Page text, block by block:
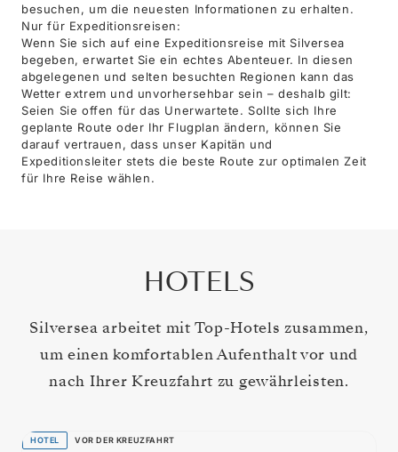
besuchen, um die neuesten Informationen zu erhalten.
Nur für Expeditionsreisen:
Wenn Sie sich auf eine Expeditionsreise mit Silversea
begeben, erwartet Sie ein echtes Abenteuer. In diesen
abgelegenen und selten besuchten Regionen kann das
Wetter extrem und unvorhersehbar sein – deshalb gilt:
Seien Sie offen für das Unerwartete. Sollte sich Ihre
geplante Route oder Ihr Flugplan ändern, können Sie
darauf vertrauen, dass unser Kapitän und
Expeditionsleiter stets die beste Route zur optimalen Zeit
für Ihre Reise wählen.
HOTELS
Silversea arbeitet mit Top-Hotels zusammen,
um einen komfortablen Aufenthalt vor und
nach Ihrer Kreuzfahrt zu gewährleisten.
HOTEL VOR DER KREUZFAHRT